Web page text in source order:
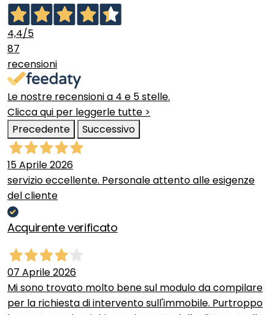
4,4/5
87
recensioni
Le nostre recensioni a 4 e 5 stelle.
Clicca qui per leggerle tutte >
Precedente
Successivo
15 Aprile 2026
servizio eccellente. Personale attento alle esigenze
del cliente
Acquirente verificato
07 Aprile 2026
Mi sono trovato molto bene sul modulo da compilare
per la richiesta di intervento sull'immobile. Purtroppo